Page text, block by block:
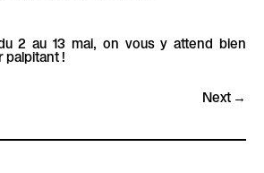
2 au 13 mai, on vous y attend bien
palpitant !
Next →